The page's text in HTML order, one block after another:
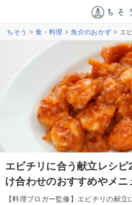
ちそう >食・料理 >魚介のおかず > エ
エビチリに合う献立レシ
け合わせのおすすめやメニ
【料理ブロガー監修】エビチリの献